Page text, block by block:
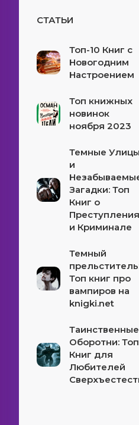
СТАТЬИ
Топ-10 Книг с
Новогодним
Настроением
Топ книжных
новинок
ноября 2023
Темные Улицы
и
Загадки: Топ
Книг о
и Криминале
Темный
Топ книг про
вампиров на
knigki.net
Таинственные
Оборотни: Топ
Книг для
Любителей